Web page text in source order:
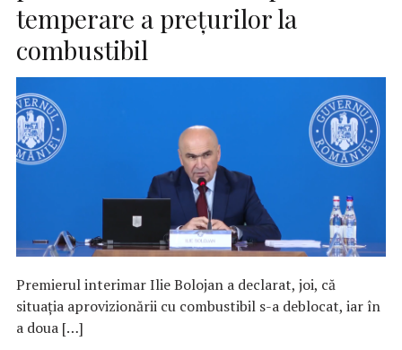
temperare a preţurilor la
combustibil
Premierul interimar Ilie Bolojan a declarat, joi, că
situaţia aprovizionării cu combustibil s-a deblocat, iar în
a doua […]